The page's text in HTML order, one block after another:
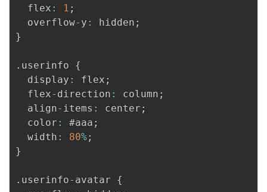
  flex
: 1 ;
  overflow
- y : hidden ;
}
. userinfo {
  display
: flex ;
  flex
- direction : column ;
  align
- items : center ;
  color
: #aaa ;
  width
: 80%;
}
. userinfo- avatar {